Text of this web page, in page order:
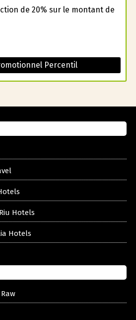
de 20% sur le montant de
Percentil
Hotels
Hotels